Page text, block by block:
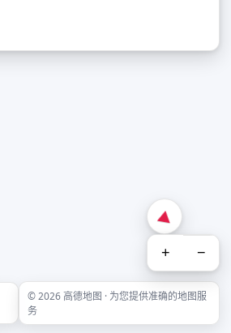
+ −
© 2026 高德地图 · 为您提供准确的地图服
务